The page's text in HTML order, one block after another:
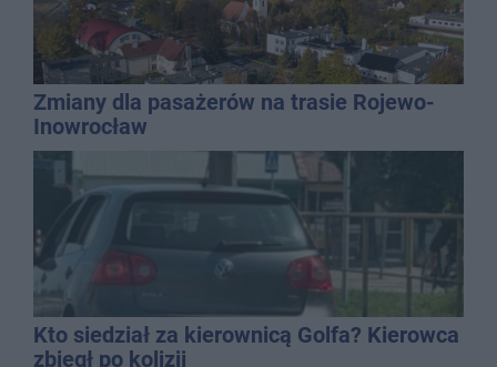
Zmiany dla pasażerów na trasie Rojewo-
Inowrocław
Kto siedział za kierownicą Golfa? Kierowca
zbiegł po kolizji